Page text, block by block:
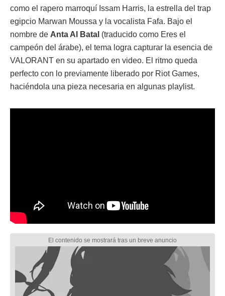
como el rapero marroquí Issam Harris, la estrella del trap
egipcio Marwan Moussa y la vocalista Fafa. Bajo el
nombre de Anta Al Batal (traducido como Eres el
campeón del árabe), el tema logra capturar la esencia de
VALORANT en su apartado en video. El ritmo queda
perfecto con lo previamente liberado por Riot Games,
haciéndola una pieza necesaria en algunas playlist.